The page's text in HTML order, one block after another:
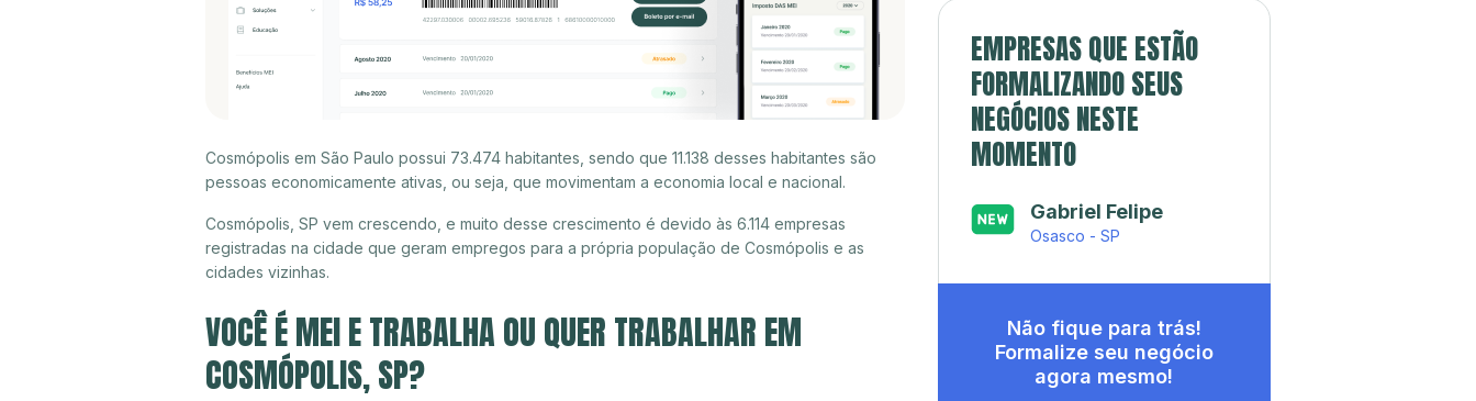
Cosmópolis em São Paulo possui 73.474 habitantes, sendo que 11.138 desses habitantes são
pessoas economicamente ativas, ou seja, que movimentam a economia local e nacional.
Cosmópolis, SP vem crescendo, e muito desse crescimento é devido às 6.114 empresas
registradas na cidade que geram empregos para a própria população de Cosmópolis e as
cidades vizinhas.
VOCÊ É MEI E TRABALHA OU QUER TRABALHAR EM
COSMÓPOLIS, SP?
EMPRESAS QUE ESTÃO
FORMALIZANDO SEUS
NEGÓCIOS NESTE
MOMENTO
Gabriel Felipe
Osasco - SP
Não fique para trás!
Formalize seu negócio
agora mesmo!